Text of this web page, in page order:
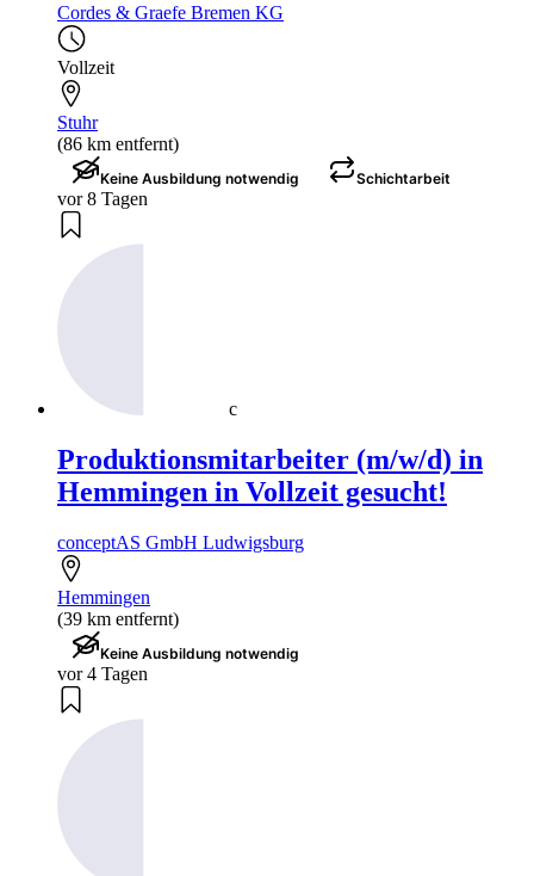
Cordes & Graefe Bremen KG
Vollzeit
Stuhr
(86 km entfernt)
Keine Ausbildung notwendig Schichtarbeit
vor 8 Tagen
c
Produktionsmitarbeiter (m/w/d) in
Hemmingen in Vollzeit gesucht!
conceptAS GmbH Ludwigsburg
Hemmingen
(39 km entfernt)
Keine Ausbildung notwendig
vor 4 Tagen